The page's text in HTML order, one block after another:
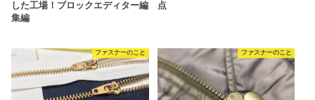
した工場！ブロックエディター編
集編
点
ファスナーのこと ファスナーのこと